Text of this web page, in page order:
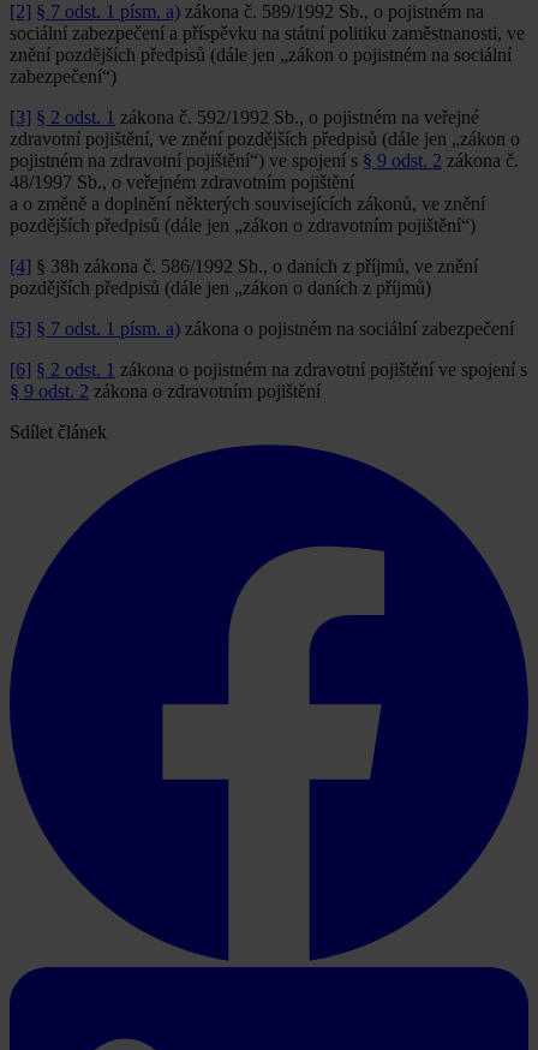
[2] § 7 odst. 1 písm. a) zákona č. 589/1992 Sb., o pojistném na
sociální zabezpečení a příspěvku na státní politiku zaměstnanosti, ve
znění pozdějších předpisů (dále jen „zákon o pojistném na sociální
zabezpečení“)
[3] § 2 odst. 1 zákona č. 592/1992 Sb., o pojistném na veřejné
zdravotní pojištění, ve znění pozdějších předpisů (dále jen „zákon o
pojistném na zdravotní pojištění“) ve spojení s § 9 odst. 2 zákona č.
48/1997 Sb., o veřejném zdravotním pojištění
a o změně a doplnění některých souvisejících zákonů, ve znění
pozdějších předpisů (dále jen „zákon o zdravotním pojištění“)
[4] § 38h zákona č. 586/1992 Sb., o daních z příjmů, ve znění
pozdějších předpisů (dále jen „zákon o daních z příjmů)
[5] § 7 odst. 1 písm. a) zákona o pojistném na sociální zabezpečení
[6] § 2 odst. 1 zákona o pojistném na zdravotní pojištění ve spojení s
§ 9 odst. 2 zákona o zdravotním pojištění
Sdílet článek